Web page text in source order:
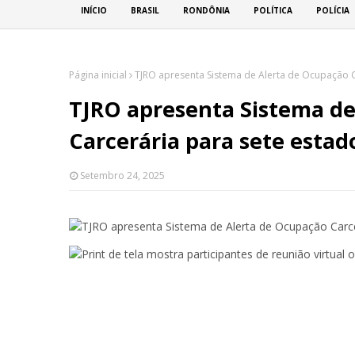
INÍCIO BRASIL RONDÔNIA POLÍTICA POLÍCIA
Página inicial TJRO apresenta Sistema de Alerta de
TJRO apresenta Sistema
Carcerária para sete
Setembro 24, 2025